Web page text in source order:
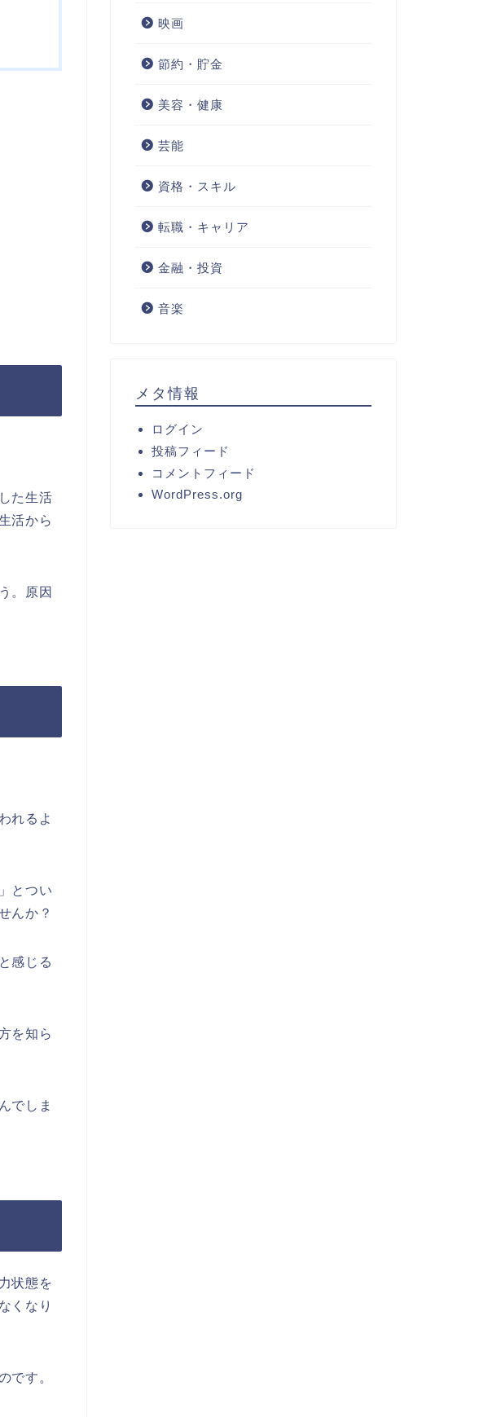
た生活
活から
。原因
れるよ
とつい
んか？
感じる
を知ら
でしま
状態を
くなり
です。
映画
節約・貯金
美容・健康
芸能
資格・スキル
転職・キャリア
金融・投資
音楽
メタ情報
ログイン
投稿フィード
コメントフィード
WordPress.org